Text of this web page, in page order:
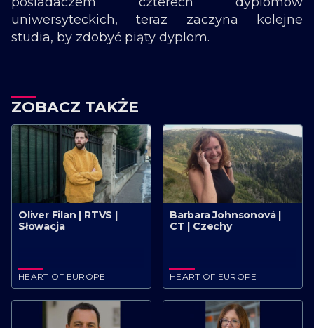
uniwersyteckich, teraz zaczyna kolejne
studia, by zdobyć piąty dyplom.
ZOBACZ TAKŻE
Oliver Filan | RTVS |
Słowacja
HEART OF EUROPE
Barbara Johnsonová |
CT | Czechy
HEART OF EUROPE